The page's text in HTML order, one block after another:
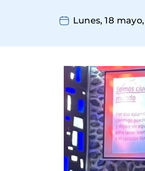
Lunes, 18